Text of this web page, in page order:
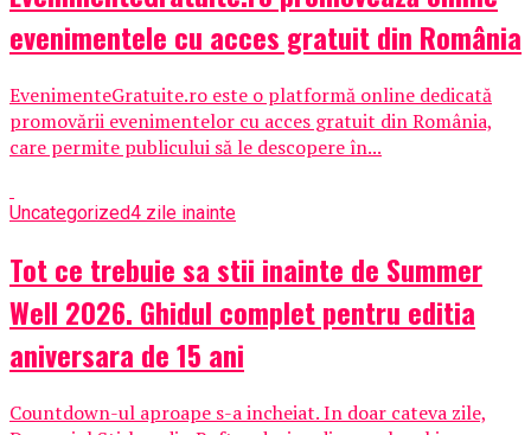
evenimentele cu acces gratuit din România
EvenimenteGratuite.ro este o platformă online dedicată
promovării evenimentelor cu acces gratuit din România,
care permite publicului să le descopere în...
Uncategorized4 zile inainte
Tot ce trebuie sa stii inainte de Summer
Well 2026. Ghidul complet pentru editia
aniversara de 15 ani
Countdown-ul aproape s-a incheiat. In doar cateva zile,